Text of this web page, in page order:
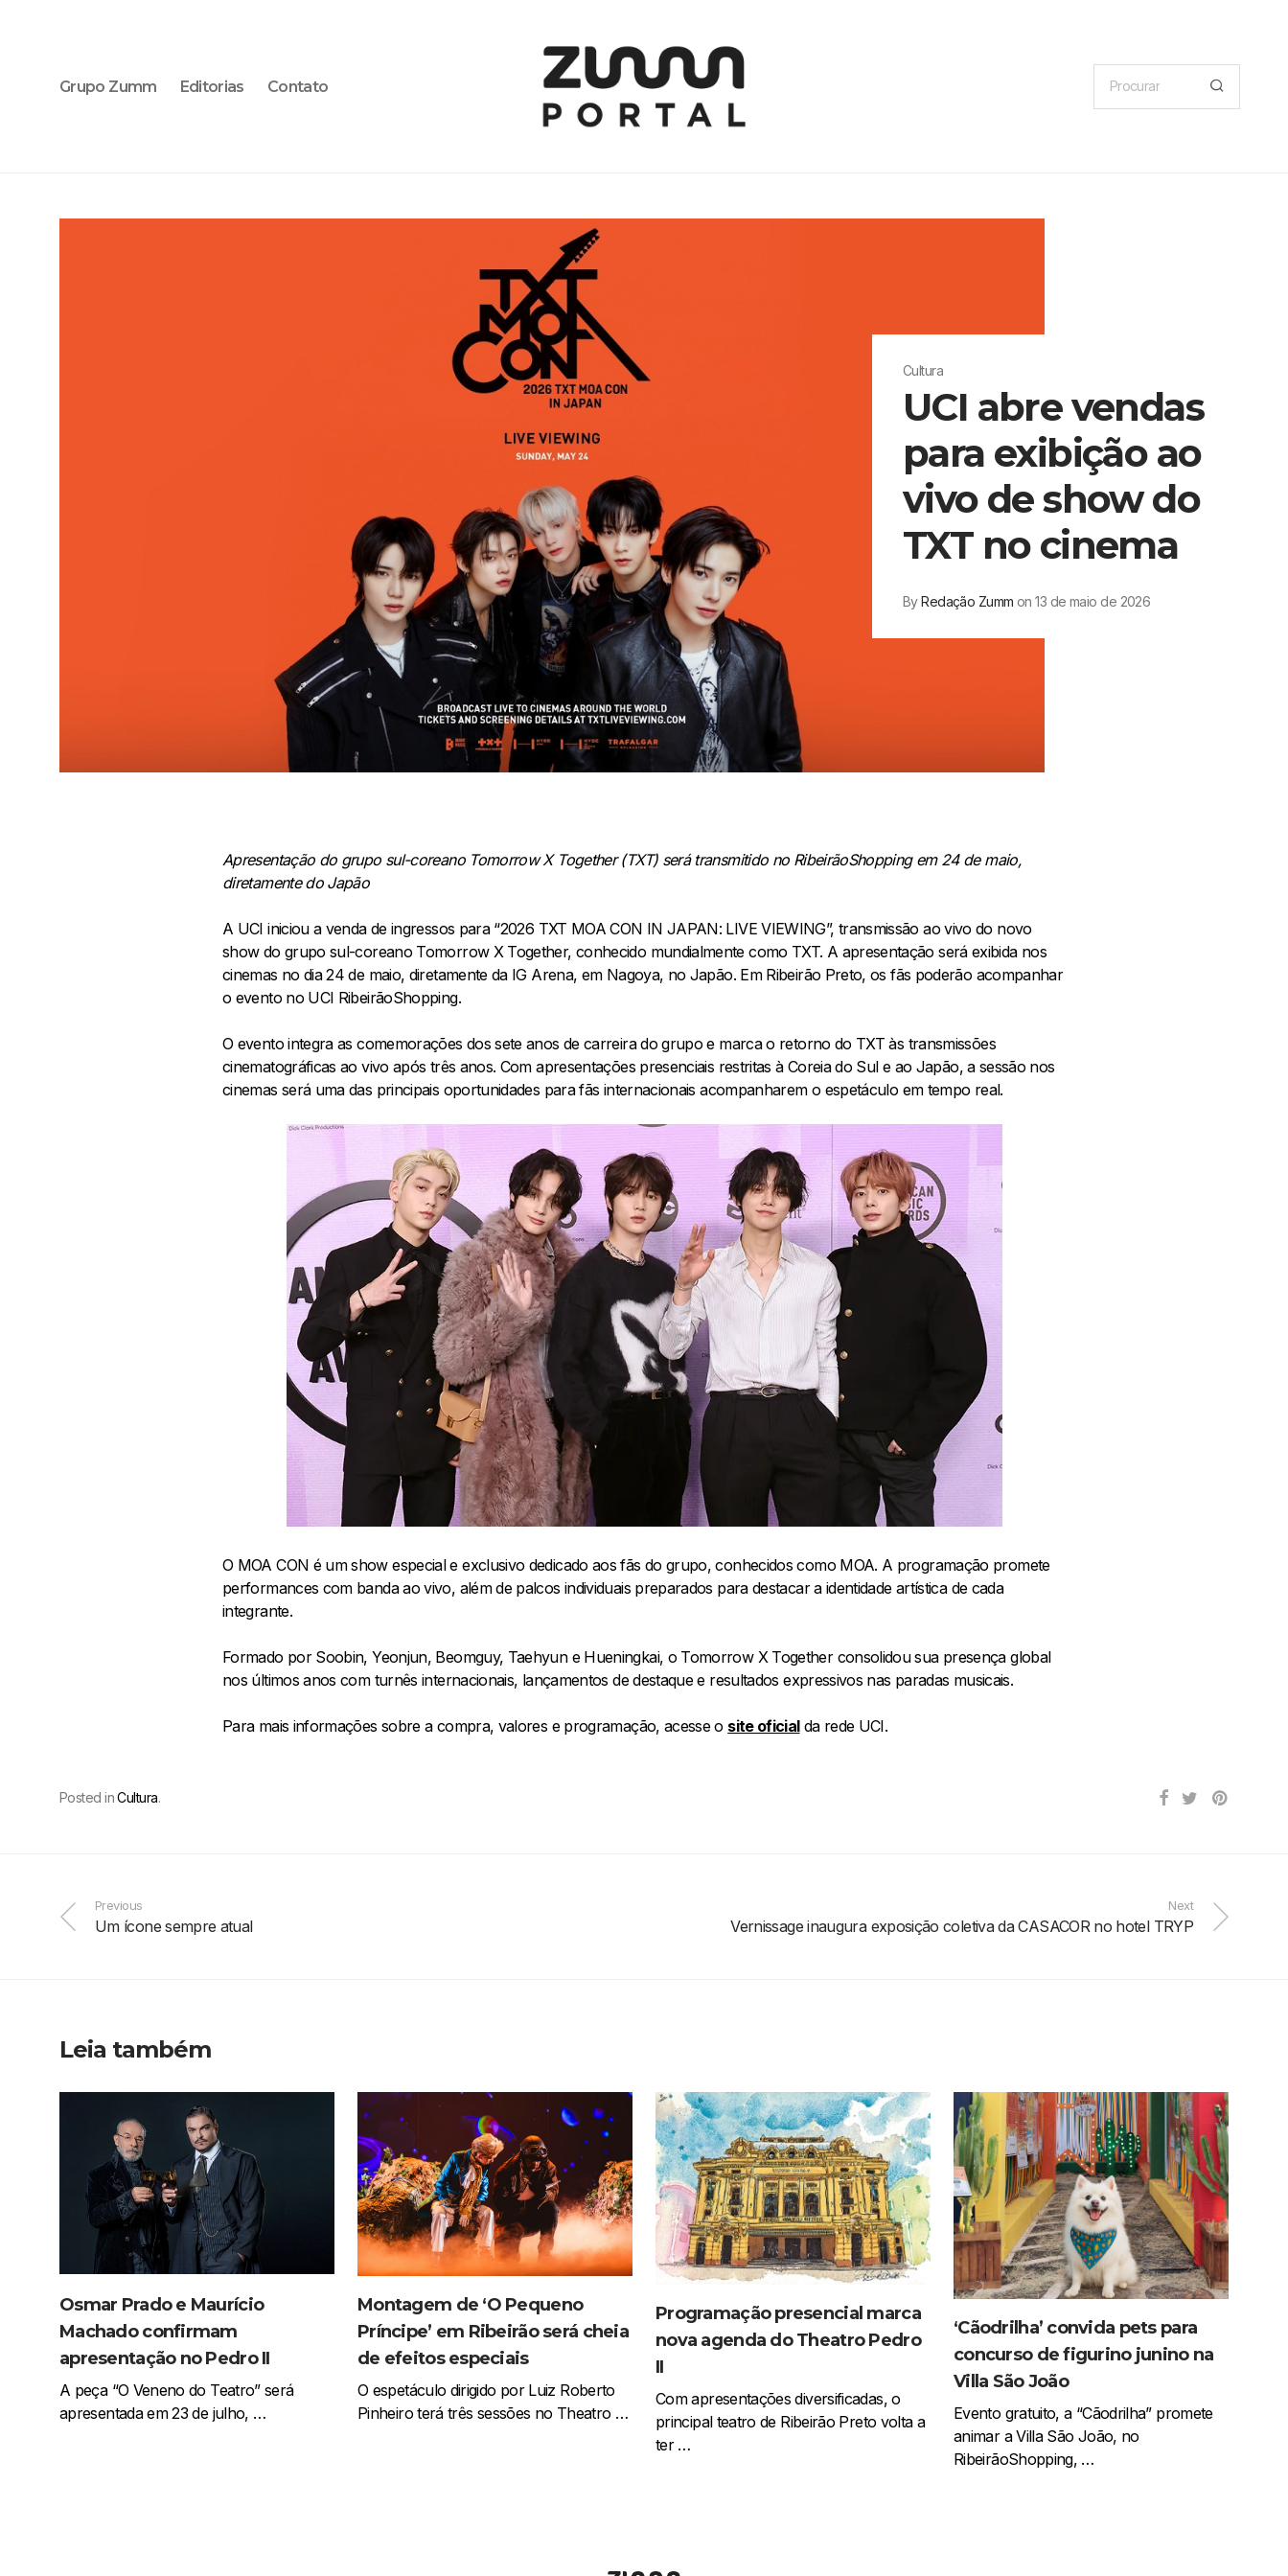
Grupo Zumm Editorias Contato
Cultura
UCI abre vendas
para exibição ao
vivo de show do
TXT no cinema
ByRedação Zumm on 13 de maio de 2026
Apresentação do grupo sul-coreano Tomorrow X Together (TXT) será transmitido no RibeirãoShopping em 24 de maio,
diretamente do Japão
A UCI iniciou a venda de ingressos para “2026 TXT MOA CON IN JAPAN: LIVE VIEWING”, transmissão ao vivo do novo
show do grupo sul-coreano Tomorrow X Together, conhecido mundialmente como TXT. A apresentação será exibida nos
cinemas no dia 24 de maio, diretamente da IG Arena, em Nagoya, no Japão. Em Ribeirão Preto, os fãs poderão acompanhar
o evento no UCI RibeirãoShopping.
O evento integra as comemorações dos sete anos de carreira do grupo e marca o retorno do TXT às transmissões
cinematográficas ao vivo após três anos. Com apresentações presenciais restritas à Coreia do Sul e ao Japão, a sessão nos
cinemas será uma das principais oportunidades para fãs internacionais acompanharem o espetáculo em tempo real.
O MOA CON é um show especial e exclusivo dedicado aos fãs do grupo, conhecidos como MOA. A programação promete
performances com banda ao vivo, além de palcos individuais preparados para destacar a identidade artística de cada
integrante.
Formado por Soobin, Yeonjun, Beomguy, Taehyun e Hueningkai, o Tomorrow X Together consolidou sua presença global
nos últimos anos com turnês internacionais, lançamentos de destaque e resultados expressivos nas paradas musicais.
Para mais informações sobre a compra, valores e programação, acesse o site oficialda rede UCI.
Posted inCultura.
Previous
Um ícone sempre atual
Next
Vernissage inaugura exposição coletiva da CASACOR no hotel TRYP
Leia também
Osmar Prado e Maurício
Machado confirmam
apresentação no Pedro II
A peça “O Veneno do Teatro” será
apresentada em 23 de julho, …
Montagem de ‘O Pequeno
Príncipe’ em Ribeirão será cheia
de efeitos especiais
O espetáculo dirigido por Luiz Roberto
Pinheiro terá três sessões no Theatro …
Programação presencial marca
nova agenda do Theatro Pedro
II
Com apresentações diversificadas, o
principal teatro de Ribeirão Preto volta a
ter …
‘Cãodrilha’ convida pets para
concurso de figurino junino na
Villa São João
Evento gratuito, a “Cãodrilha” promete
animar a Villa São João, no
RibeirãoShopping, …